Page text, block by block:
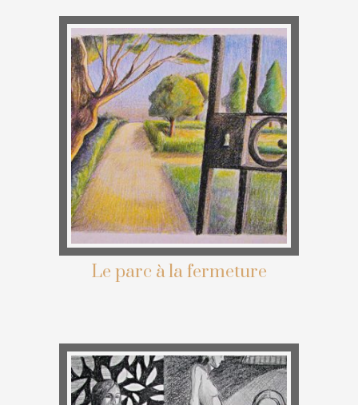
Le parc à la fermeture